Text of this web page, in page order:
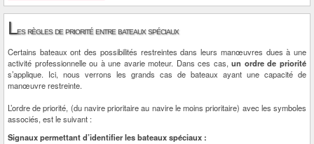
Les règles de priorité entre bateaux spéciaux
Certains bateaux ont des possibilités restreintes dans leurs manœuvres dues à une
activité professionnelle ou à une avarie moteur. Dans ces cas,un ordre de priorité
s’applique. Ici, nous verrons les grands cas de bateaux ayant une capacité de
manœuvre restreinte.
L’ordre de priorité, (du navire prioritaire au navire le moins prioritaire) avec les symboles
associés, est le suivant :
Signaux permettant d’identifier les bateaux spéciaux :